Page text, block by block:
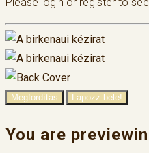
Megfordítás Lapozz bele!
You are